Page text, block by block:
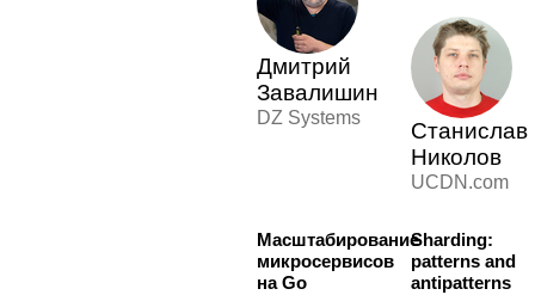
Дмитрий
Завалишин
DZ Systems
Станислав
Николов
UCDN.com
Масштабирование
микросервисов
на Go
Sharding:
patterns and
antipatterns